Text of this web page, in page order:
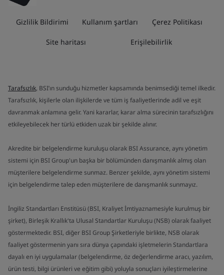
Gizlilik Bildirimi Kullanım şartları Çerez Politikası
Site haritası Erişilebilirlik
Tarafsızlık, BSI’ın sunduğu hizmetler kapsamında benimsediği temel ilkedir.
Tarafsızlık, kişilerle olan ilişkilerde ve tüm iş faaliyetlerinde adil ve eşit
davranmak anlamına gelir. Yani kararlar, karar alma sürecinin tarafsızlığını
etkileyebilecek her türlü etkiden uzak bir şekilde alınır.
Akredite bir belgelendirme kuruluşu olarak BSI Assurance, aynı yönetim
sistemi için BSI Group'un başka bir bölümünden danışmanlık almış olan
müşterilere belgelendirme sunmaz. Benzer şekilde, aynı yönetim sistemi
için belgelendirme talep eden müşterilere de danışmanlık sunmayız.
İngiliz Standartları Enstitüsü (BSI, Kraliyet İmtiyaznamesiyle kurulmuş bir
şirket), Birleşik Krallık'ta Ulusal Standartlar Kuruluşu (NSB) olarak faaliyet
göstermektedir. BSI, diğer BSI Group Şirketleriyle birlikte, NSB olarak
faaliyet göstermenin yanı sıra dünya çapındaki işletmelerin Standartlara
dayalı en iyi uygulamalar (belgelendirme, öz değerlendirme aracı, yazılım,
ürün testi, bilgi ürünleri ve eğitim gibi) yoluyla sonuçları iyileştirmelerine